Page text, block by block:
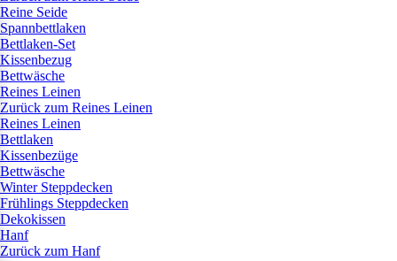
Reine Seide
Spannbettlaken
Bettlaken-Set
Kissenbezug
Bettwäsche
Reines Leinen
Zurück zum Reines Leinen
Reines Leinen
Bettlaken
Kissenbezüge
Bettwäsche
Winter Steppdecken
Frühlings Steppdecken
Dekokissen
Hanf
Zurück zum Hanf